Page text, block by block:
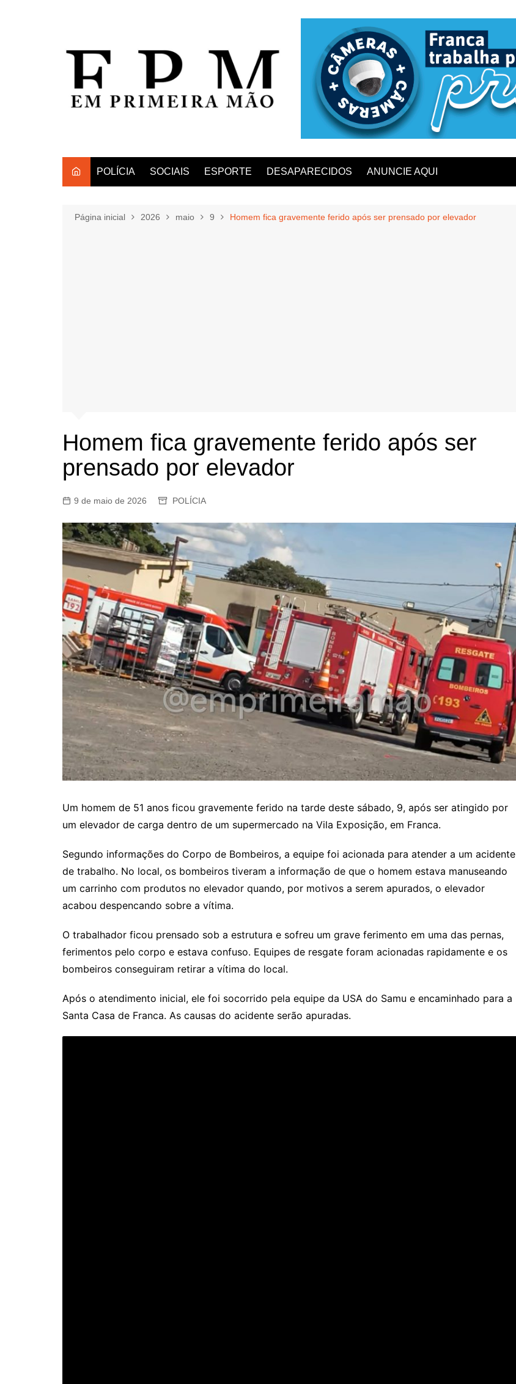
POLÍCIA SOCIAIS ESPORTE DESAPARECIDOS ANUNCIE AQUI
Página inicial 2026 maio 9 Homem fica gravemente ferido após ser prensado por elevador
Homem fica gravemente ferido após ser
prensado por elevador
9 de maio de 2026 POLÍCIA
Um homem de 51 anos ficou gravemente ferido na tarde deste sábado, 9, após ser atingido por
um elevador de carga dentro de um supermercado na Vila Exposição, em Franca.
Segundo informações do Corpo de Bombeiros, a equipe foi acionada para atender a um acidente
de trabalho. No local, os bombeiros tiveram a informação de que o homem estava manuseando
um carrinho com produtos no elevador quando, por motivos a serem apurados, o elevador
acabou despencando sobre a vítima.
O trabalhador ficou prensado sob a estrutura e sofreu um grave ferimento em uma das pernas,
ferimentos pelo corpo e estava confuso. Equipes de resgate foram acionadas rapidamente e os
bombeiros conseguiram retirar a vítima do local.
Após o atendimento inicial, ele foi socorrido pela equipe da USA do Samu e encaminhado para a
Santa Casa de Franca. As causas do acidente serão apuradas.